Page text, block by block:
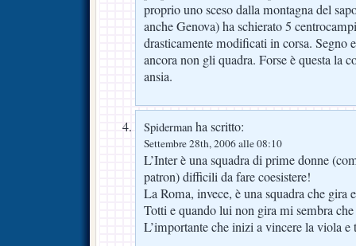
proprio uno sceso dalla montagna del
anche Genova) ha schierato 5
drasticamente modificati in corsa. Segno
ancora non gli quadra. Forse è questa la
ansia.
Spiderman ha scritto:
Settembre 28th, 2006 alle 08:10
L’Inter è una squadra di prime donne
patron) difficili da fare coesistere!
La Roma, invece, è una squadra che gira
Totti e quando lui non gira mi sembra
L’importante che inizi a vincere la viola